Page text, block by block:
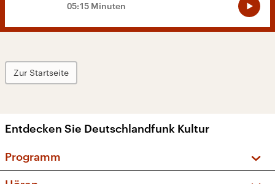
05:15 Minuten
Zur Startseite
Entdecken Sie Deutschlandfunk Kultur
Programm